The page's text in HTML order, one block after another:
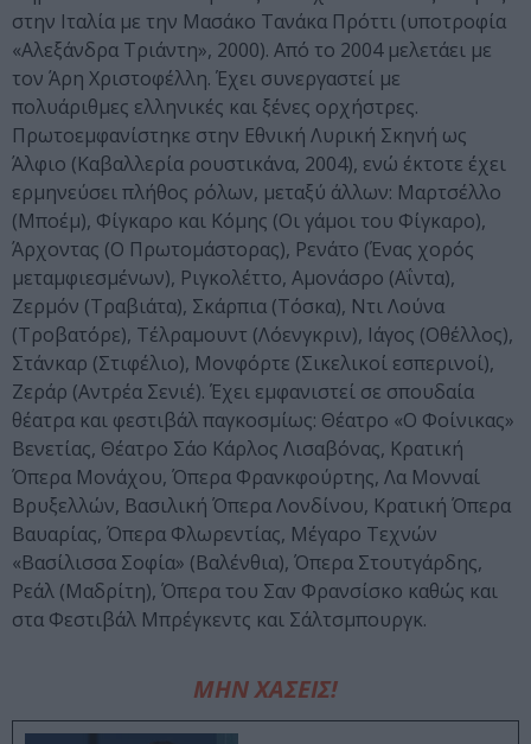
στην Ιταλία με την Μασάκο Τανάκα Πρόττι (υποτροφία
«Αλεξάνδρα Τριάντη», 2000). Από το 2004 μελετάει με
τον Άρη Χριστοφέλλη. Έχει συνεργαστεί με
πολυάριθμες ελληνικές και ξένες ορχήστρες.
Πρωτοεμφανίστηκε στην Εθνική Λυρική Σκηνή ως
Άλφιο (Καβαλλερία ρουστικάνα, 2004), ενώ έκτοτε έχει
ερμηνεύσει πλήθος ρόλων, μεταξύ άλλων: Μαρτσέλλο
(Μποέμ), Φίγκαρο και Κόμης (Οι γάμοι του Φίγκαρο),
Άρχοντας (Ο Πρωτομάστορας), Ρενάτο (Ένας χορός
μεταμφιεσμένων), Ριγκολέττο, Αμονάσρο (Αΐντα),
Ζερμόν (Τραβιάτα), Σκάρπια (Τόσκα), Ντι Λούνα
(Τροβατόρε), Τέλραμουντ (Λόενγκριν), Ιάγος (Οθέλλος),
Στάνκαρ (Στιφέλιο), Μονφόρτε (Σικελικοί εσπερινοί),
Ζεράρ (Αντρέα Σενιέ). Έχει εμφανιστεί σε σπουδαία
θέατρα και φεστιβάλ παγκοσμίως: Θέατρο «Ο Φοίνικας»
Βενετίας, Θέατρο Σάο Κάρλος Λισαβόνας, Κρατική
Όπερα Μονάχου, Όπερα Φρανκφούρτης, Λα Μονναί
Βρυξελλών, Βασιλική Όπερα Λονδίνου, Κρατική Όπερα
Βαυαρίας, Όπερα Φλωρεντίας, Μέγαρο Τεχνών
«Βασίλισσα Σοφία» (Βαλένθια), Όπερα Στουτγάρδης,
Ρεάλ (Μαδρίτη), Όπερα του Σαν Φρανσίσκο καθώς και
στα Φεστιβάλ Μπρέγκεντς και Σάλτσμπουργκ.
ΜΗΝ ΧΑΣΕΙΣ!